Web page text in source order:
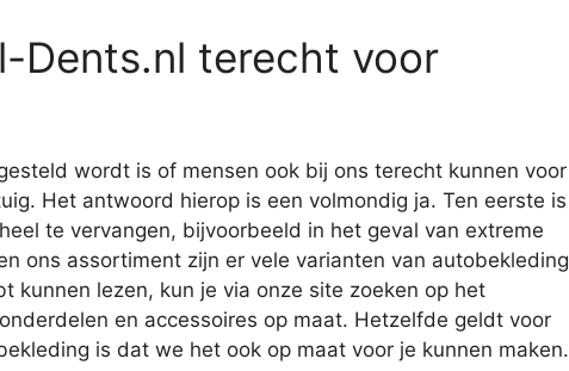
Dents.nl terecht voor
wordt is of mensen ook bij ons terecht kunnen voor
Het antwoord hierop is een volmondig ja. Ten eerste is
te vervangen, bijvoorbeeld in het geval van extreme
ons assortiment zijn er vele varianten van autobekleding
kunnen lezen, kun je via onze site zoeken op het
en accessoires op maat. Hetzelfde geldt voor
is dat we het ook op maat voor je kunnen maken.